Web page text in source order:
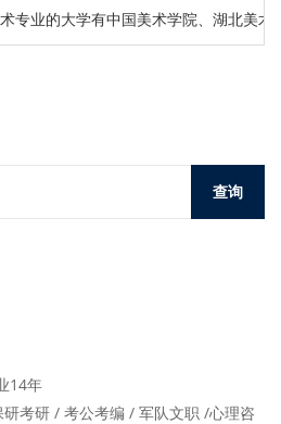
专业的大学有中国美术学院、湖北美
14年
考研 / 考公考编 / 军队文职 /心理咨